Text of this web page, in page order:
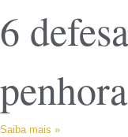
6
Saiba mais »